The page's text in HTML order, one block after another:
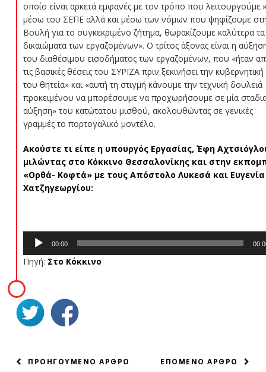
οποίο είναι αρκετά εμφανές με τον τρόπο που λειτουργούμε
μέσω του ΣΕΠΕ αλλά και μέσω των νόμων που ψηφίζουμε
Βουλή για το συγκεκριμένο ζήτημα, θωρακίζουμε καλύτερα τα
δικαιώματα των εργαζομένων». Ο τρίτος άξονας είναι η
του διαθέσιμου εισοδήματος των εργαζομένων, που «ήταν
τις βασικές θέσεις του ΣΥΡΙΖΑ πριν ξεκινήσει την κυβερνητική
του θητεία» και «αυτή τη στιγμή κάνουμε την τεχνική δουλειά
προκειμένου να μπορέσουμε να προχωρήσουμε σε μία
αύξηση» του κατώτατου μισθού, ακολουθώντας σε γενικές
γραμμές το πορτογαλικό μοντέλο.
Ακούστε τι είπε η υπουργός Εργασίας, Έφη
μιλώντας στο Κόκκινο Θεσσαλονίκης και στην
«Ορθά- Κοφτά» με τους Απόστολο Λυκεσά και Ευγενία
Χατζηγεωργίου:
Πρόγραμμα
Αναπαραγωγής
Ήχου
00:00
Πηγή: Στο Κόκκινο
ΠΛΟΗΓΗΣΗ
ΕΠΟΜΕΝΟ ΑΡΘΡΟ
ΠΡΟΗΓΟΥΜΕΝΟ ΑΡΘΡΟ